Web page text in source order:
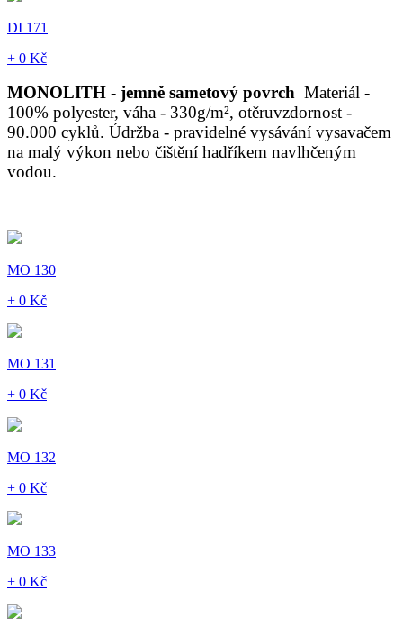
DI 171
+ 0 Kč
MONOLITH - jemně sametový povrch Materiál -
100% polyester, váha - 330g/m², otěruvzdornost -
90.000 cyklů. Údržba - pravidelné vysávání vysavačem
na malý výkon nebo čištění hadříkem navlhčeným
vodou.
MO 130
+ 0 Kč
MO 131
+ 0 Kč
MO 132
+ 0 Kč
MO 133
+ 0 Kč